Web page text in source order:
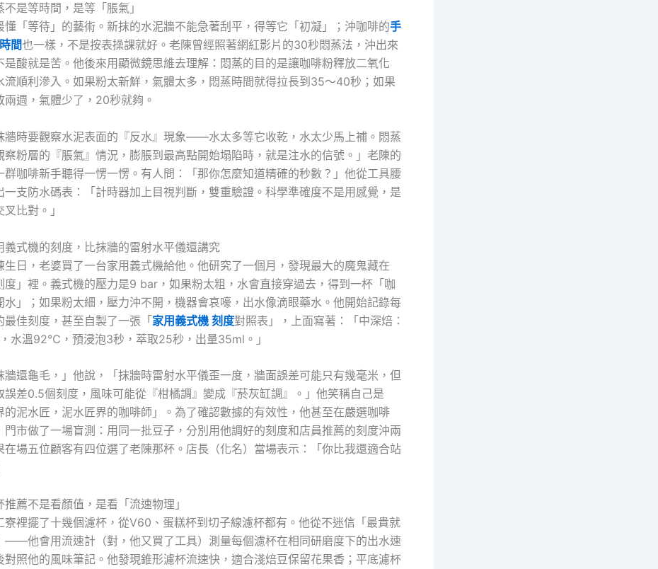
不是等時間，是等「脹氣」
懂「等待」的藝術。新抹的水泥牆不能急著刮平，得等它「初凝」；沖咖啡的手
間也一樣，不是按表操課就好。老陳曾經照著網紅影片的30秒悶蒸法，沖出來
是酸就是苦。他後來用顯微鏡思維去理解：悶蒸的目的是讓咖啡粉釋放二氧化
流順利滲入。如果粉太新鮮，氣體太多，悶蒸時間就得拉長到35～40秒；如果
兩週，氣體少了，20秒就夠。
牆時要觀察水泥表面的『反水』現象——水太多等它收乾，水太少馬上補。悶蒸
察粉層的『脹氣』情況，膨脹到最高點開始塌陷時，就是注水的信號。」老陳的
群咖啡新手聽得一愣一愣。有人問：「那你怎麼知道精確的秒數？」他從工具腰
一支防水碼表：「計時器加上目視判斷，雙重驗證。科學準確度不是用感覺，是
比對。」
義式機的刻度，比抹牆的雷射水平儀還講究
生日，老婆買了一台家用義式機給他。他研究了一個月，發現最大的魔鬼藏在
度」裡。義式機的壓力是9 bar，如果粉太粗，水會直接穿過去，得到一杯「咖
水」；如果粉太細，壓力沖不開，機器會哀嚎，出水像滴眼藥水。他開始記錄每
最佳刻度，甚至自製了一張「家用義式機 刻度對照表」，上面寫著：「中深焙：
水溫92℃，預浸泡3秒，萃取25秒，出量35ml。」
牆還龜毛，」他說，「抹牆時雷射水平儀歪一度，牆面誤差可能只有幾毫米，但
誤差0.5個刻度，風味可能從『柑橘調』變成『菸灰缸調』。」他笑稱自己是
的泥水匠，泥水匠界的咖啡師」。為了確認數據的有效性，他甚至在嚴選咖啡
門市做了一場盲測：用同一批豆子，分別用他調好的刻度和店員推薦的刻度沖兩
在場五位顧客有四位選了老陳那杯。店長（化名）當場表示：「你比我還適合站
推薦不是看顏值，是看「流速物理」
寮裡擺了十幾個濾杯，從V60、蛋糕杯到切子線濾杯都有。他從不迷信「最貴就
——他會用流速計（對，他又買了工具）測量每個濾杯在相同研磨度下的出水速
對照他的風味筆記。他發現錐形濾杯流速快，適合淺焙豆保留花果香；平底濾杯